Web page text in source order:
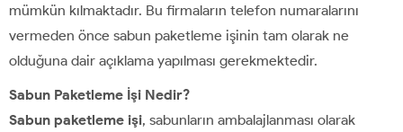
mümkün kılmaktadır. Bu firmaların telefon numaralarını
vermeden önce sabun paketleme işinin tam olarak ne
olduğuna dair açıklama yapılması gerekmektedir.
Sabun Paketleme İşi Nedir?
Sabun paketleme işi, sabunların ambalajlanması olarak